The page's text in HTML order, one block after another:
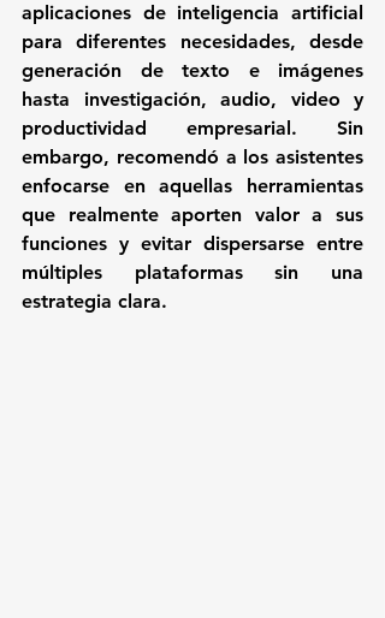
aplicaciones de inteligencia artificial
para diferentes necesidades, desde
generación de texto e imágenes
hasta investigación, audio, video y
productividad empresarial. Sin
embargo, recomendó a los asistentes
enfocarse en aquellas herramientas
que realmente aporten valor a sus
funciones y evitar dispersarse entre
múltiples plataformas sin una
estrategia clara.